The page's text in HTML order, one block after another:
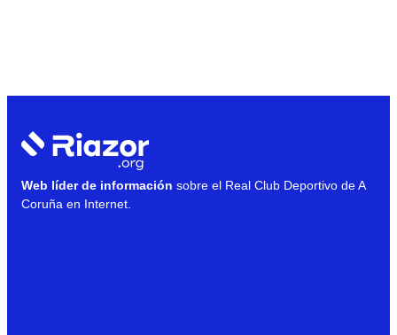
Web líder de información sobre el Real Club Deportivo de A
Coruña en Internet.